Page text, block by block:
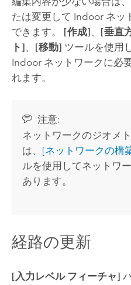
たは変更して Indoor ネッ
できます。 [作成]、 [垂直
ト]、 [移動] ツールを使用
Indoor ネットワークに必
れます。
注意:
ネットワークのジオメ
は、 [ネットワークの構
ルを使用してネットワ
あります。
経路の更新
[入力レベル フィーチャ]